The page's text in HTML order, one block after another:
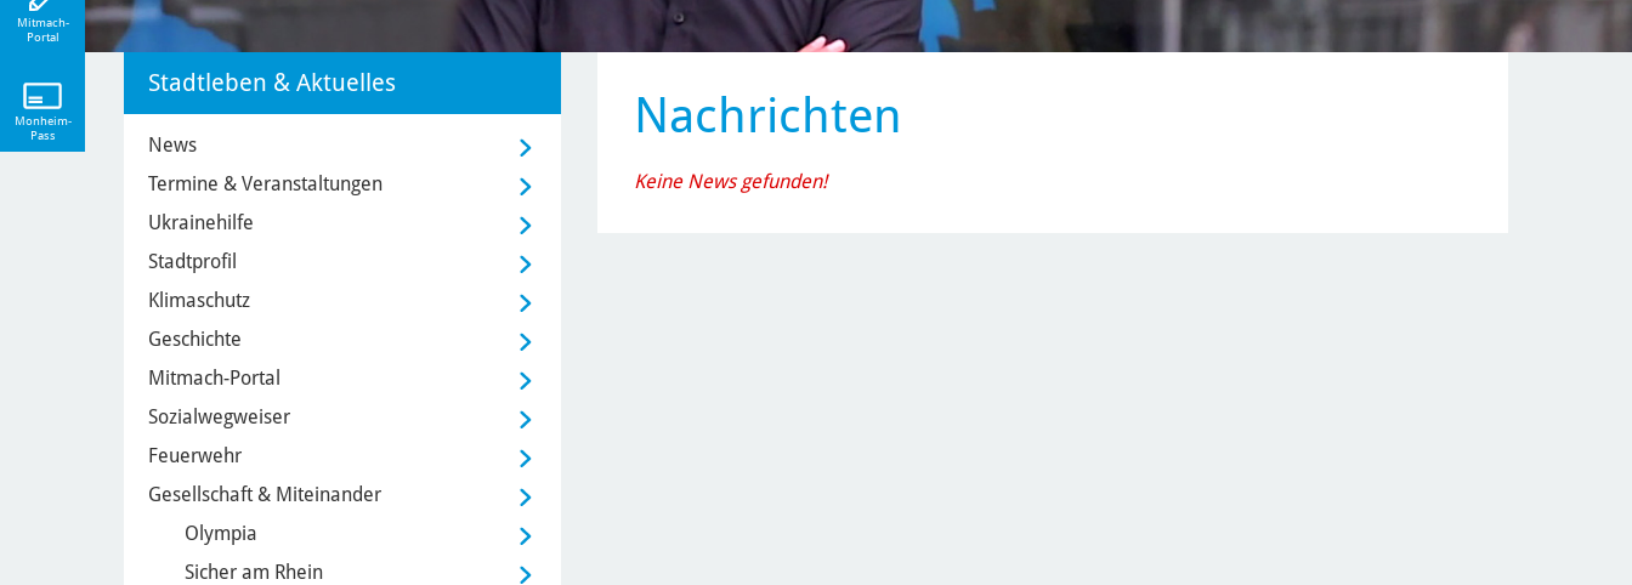
Nachrichten
Keine News gefunden!
Stadtleben & Aktuelles
News
Termine & Veranstaltungen
Ukrainehilfe
Stadtprofil
Klimaschutz
Geschichte
Mitmach-Portal
Sozialwegweiser
Feuerwehr
Gesellschaft & Miteinander
Olympia
Sicher am Rhein
Mitmach-
Portal
Monheim-
Pass